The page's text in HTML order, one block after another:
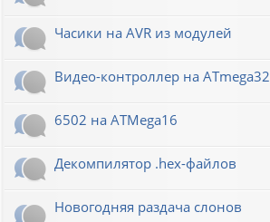
Часики на AVR из модулей
Видео-контроллер на ATmega32
6502 на ATMega16
Декомпилятор .hex-файлов
Новогодняя раздача слонов